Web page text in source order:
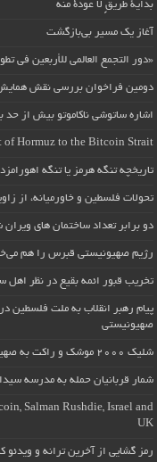
بداية طريقٍ لا عودة منه
آغاز یک مسیر بی‌بازگشت
«دور التجمع العالمي للأربعين في
دومین فراخوان بررسی نقش همایش
اشاره ساتوشی ناکاموتو بیش از
of Hormuz to the Bitcoin Strait
تاریخچه تنگه هرمز یا تنگه
تحولات فلسطین و خاورمیانه، از
دو برابر تعداد ساختمان های
رژیم صهیونیستی قبرس را هم
تخریب قبور ائمه بقیع در نظر اهل
پیام رهبر انقلاب به ملت فلسطین
صهیونیستی
شلیک ۲۰۰۰ موشک و راکت به صهیونیست‌ها
شمار قربانیان حمله به مدرسه سیدالشهدا به
Salman Rushdie, Israel and
UK
رمز گشایی از آخرین ترانه و